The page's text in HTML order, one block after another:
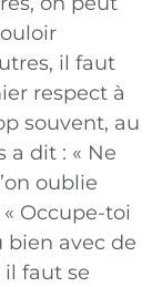
il faut
respect à
souvent, au
a dit : « Ne
oublie
Occupe-toi
bien avec de
il faut se